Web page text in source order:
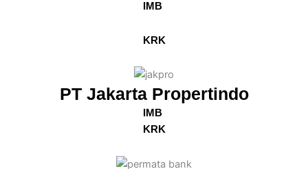
IMB
KRK
PT Jakarta Propertindo
IMB
KRK